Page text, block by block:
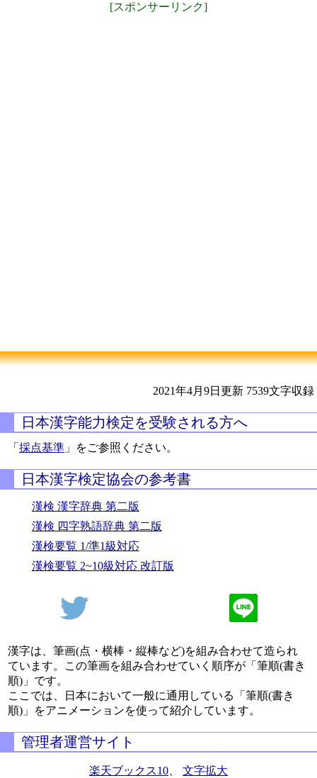
[スポンサーリンク]
2021年4月9日更新 7539文字収録
日本漢字能力検定を受験される方へ
「採点基準 」をご参照ください。
日本漢字検定協会の参考書
漢検 漢字辞典 第二版
漢検 四字熟語辞典 第二版
漢検要覧 1/準1級対応
漢検要覧 2~10級対応 改訂版
漢字は、筆画(点・横棒・縦棒など)を組み合わせて造られ
ています。この筆画を組み合わせていく順序が「筆順(書き
順)」です。
ここでは、日本において一般に通用している「筆順(書き
順)」をアニメーションを使って紹介しています。
管理者運営サイト
楽天ブックス10 文字拡大